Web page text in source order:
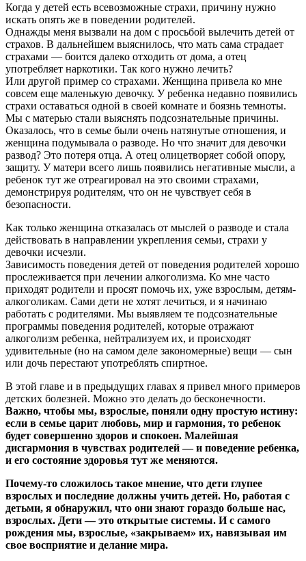
Когда у детей есть всевозможные страхи, причину нужно
искать опять же в поведении родителей.
Однажды меня вызвали на дом с просьбой вылечить детей от
страхов. В дальнейшем выяснилось, что мать сама страдает
страхами — боится далеко отходить от дома, а отец
употребляет наркотики. Так кого нужно лечить?
Или другой пример со страхами. Женщина привела ко мне
совсем еще маленькую девочку. У ребенка недавно появились
страхи оставаться одной в своей комнате и боязнь темноты.
Мы с матерью стали выяснять подсознательные причины.
Оказалось, что в семье были очень натянутые отношения, и
женщина подумывала о разводе. Но что значит для девочки
развод? Это потеря отца. А отец олицетворяет собой опору,
защиту. У матери всего лишь появились негативные мысли, а
ребенок тут же отреагировал на это своими страхами,
демонстрируя родителям, что он не чувствует себя в
безопасности.
Как только женщина отказалась от мыслей о разводе и стала
действовать в направлении укрепления семьи, страхи у
девочки исчезли.
Зависимость поведения детей от поведения родителей хорошо
прослеживается при лечении алкоголизма. Ко мне часто
приходят родители и просят помочь их, уже взрослым, детям-
алкоголикам. Сами дети не хотят лечиться, и я начинаю
работать с родителями. Мы выявляем те подсознательные
программы поведения родителей, которые отражают
алкоголизм ребенка, нейтрализуем их, и происходят
удивительные (но на самом деле закономерные) вещи — сын
или дочь перестают употреблять спиртное.
В этой главе и в предыдущих главах я привел много примеров
детских болезней. Можно это делать до бесконечности.
Важно, чтобы мы, взрослые, поняли одну простую истину:
если в семье царит любовь, мир и гармония, то ребенок
будет совершенно здоров и спокоен. Малейшая
дисгармония в чувствах родителей — и поведение ребенка,
и его состояние здоровья тут же меняются.
Почему-то сложилось такое мнение, что дети глупее
взрослых и последние должны учить детей. Но, работая с
детьми, я обнаружил, что они знают гораздо больше нас,
взрослых. Дети — это открытые системы. И с самого
рождения мы, взрослые, «закрываем» их, навязывая им
свое восприятие и делание мира.